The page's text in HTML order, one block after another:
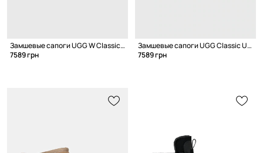
Замшевые сапоги UGG W Classic Ultra Mini Platform
7589 грн
Замшевые сапоги UGG Classic Ultra Mini Platform
7589 грн